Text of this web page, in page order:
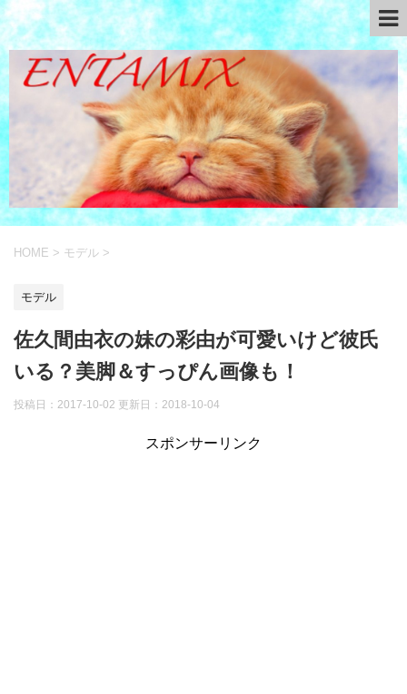
HOME > モデル >
モデル
佐久間由衣の妹の彩由が可愛いけど彼氏
いる？美脚＆すっぴん画像も！
投稿日：2017-10-02 更新日： 2018-10-04
スポンサーリンク